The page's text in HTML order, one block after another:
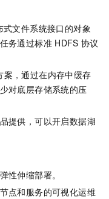
式文件系统接口的对象
务通过标准 HDFS 协议
，通过在内存中缓存
对底层存储系统的压
提供，可以开启数据湖
性伸缩部署。
点和服务的可视化运维